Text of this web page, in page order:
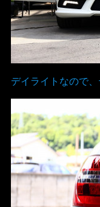
デイライトなので